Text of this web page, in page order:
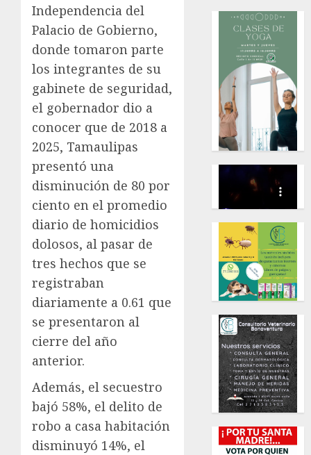
Independencia del
Palacio de Gobierno,
donde tomaron parte
los integrantes de su
gabinete de seguridad,
el gobernador dio a
conocer que de 2018 a
2025, Tamaulipas
presentó una
disminución de 80 por
ciento en el promedio
diario de homicidios
dolosos, al pasar de
tres hechos que se
registraban
diariamente a 0.61 que
se presentaron al
cierre del año
anterior.
Además, el secuestro
bajó 58%, el delito de
robo a casa habitación
disminuyó 14%, el